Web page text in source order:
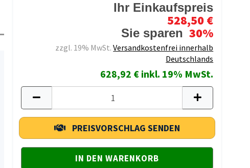
Ihr Einkaufspreis
528,50 €
Sie sparen 30%
zzgl. 19% MwSt.Versandkostenfrei innerhalb
Deutschlands
628,92 € inkl. 19% MwSt.
PREISVORSCHLAG SENDEN